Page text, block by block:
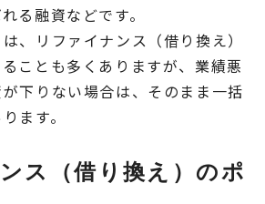
る融資などです。
、リファイナンス（借り換え）
ことも多くありますが、業績悪
下りない場合は、そのまま一括
ます。
ス（借り換え）のポ